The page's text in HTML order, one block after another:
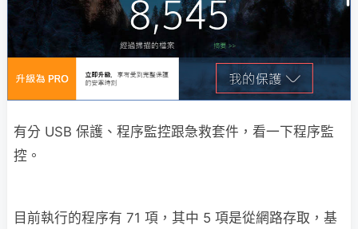
有分 USB 保護、程序監控跟急救套件，看一下程序監
控。
目前執行的程序有 71 項，其中 5 項是從網路存取，基